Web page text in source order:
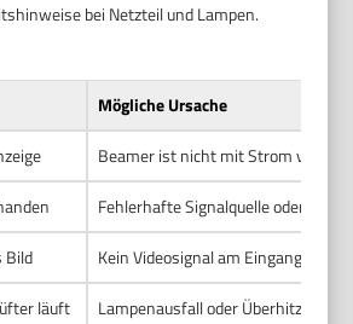
bei Netzteil und Lampen.
Mögliche Ursache
Beamer ist nicht mit Strom
Fehlerhafte Signalquelle oder
Bild
Kein Videosignal am Eingang oder
läuft
Lampenausfall oder